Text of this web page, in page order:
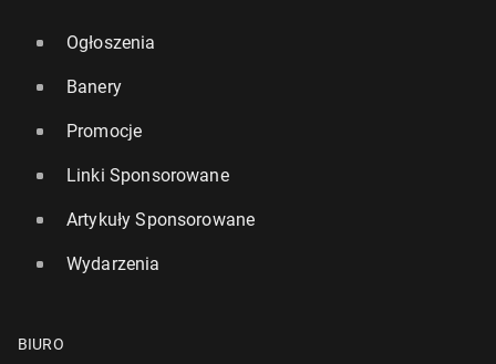
Ogłoszenia
Banery
Promocje
Linki Sponsorowane
Artykuły Sponsorowane
Wydarzenia
BIURO